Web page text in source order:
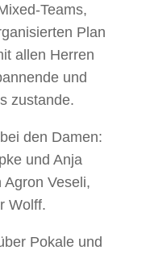
Teams,
Plan
allen Herren
und
zustande.
den Damen:
und Anja
Veseli,
Wolff.
Pokale und